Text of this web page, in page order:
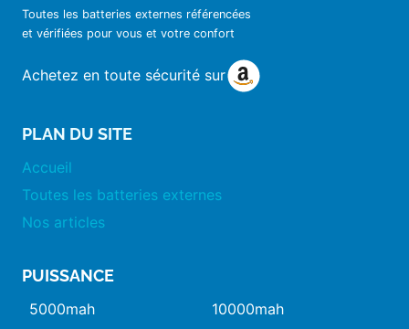
Toutes les batteries externes référencées
et vérifiées pour vous et votre confort
Achetez en toute sécurité sur
PLAN DU SITE
Accueil
Toutes les batteries externes
Nos articles
PUISSANCE
5000mah 10000mah